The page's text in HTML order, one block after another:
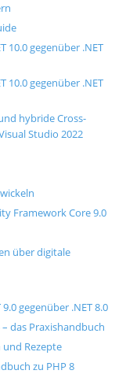
10.0 gegenüber .NET
10.0 gegenüber .NET
hybride Cross-
Studio 2022
Framework Core 9.0
über digitale
gegenüber .NET 8.0
das Praxishandbuch
und Rezepte
zu PHP 8